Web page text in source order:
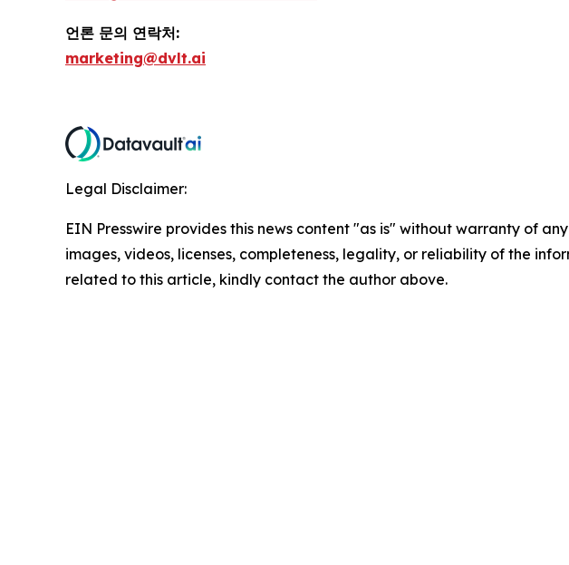
언론 문의 연락처:
marketing@dvlt.ai
Legal Disclaimer:
EIN Presswire provides this news content "as is" without warranty of
images, videos, licenses, completeness, legality, or reliability of the
related to this article, kindly contact the author above.